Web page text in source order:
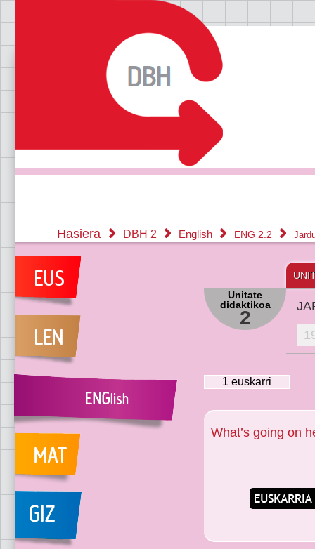
Hasiera DBH 2 English ENG 2.2
Unitate
didaktikoa
2
1 euskarri
What’s going on